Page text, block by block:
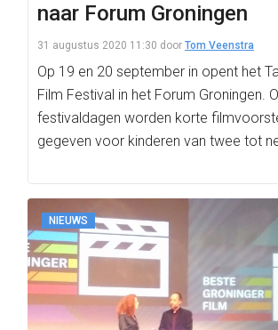
naar Forum Groningen
31 augustus 2020 11:30 door Tom Veenstra
Op 19 en 20 september in opent het
Film Festival in het Forum Groningen.
festivaldagen worden korte
gegeven voor kinderen van twee tot
NIEUWS